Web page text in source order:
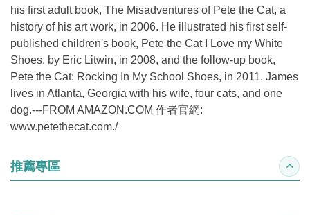
his first adult book, The Misadventures of Pete the Cat, a
history of his art work, in 2006. He illustrated his first self-
published children's book, Pete the Cat I Love my White
Shoes, by Eric Litwin, in 2008, and the follow-up book,
Pete the Cat: Rocking In My School Shoes, in 2011. James
lives in Atlanta, Georgia with his wife, four cats, and one
dog.---FROM AMAZON.COM 作者官網:
www.petethecat.com./
推薦專區 收合